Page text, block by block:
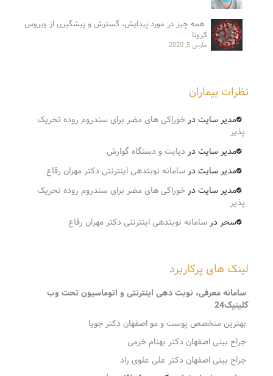
همه چیز در مورد پیدایش، گسترش و پیشگیری از ویروس
کرونا
مارس 5, 2020
نظرات بیماران
مدیر سایتدر خوراکی های مضر برای سندروم روده تحریک
پذیر
مدیر سایتدر دیابت و دستگاه گوارش
مدیر سایتدر سامانه نوبتدهی اینترنتی دکتر مهران رقاع
مدیر سایتدر خوراکی های مضر برای سندروم روده تحریک
پذیر
سحر در سامانه نوبتدهی اینترنتی دکتر مهران رقاع
لینک های پرکاربرد
سامانه معرفی، نوبت دهی اینترنتی و اتوماسیون تحت وب
کلینیک24
بهترین متخصص پوست و مو اصفهان دکتر جویا
جراح بینی اصفهان دکتر بهنام خرمی
جراح بینی اصفهان دکتر علی علوی راد